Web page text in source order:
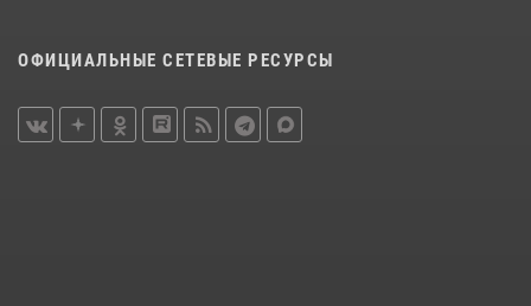
ОФИЦИАЛЬНЫЕ СЕТЕВЫЕ РЕСУРСЫ